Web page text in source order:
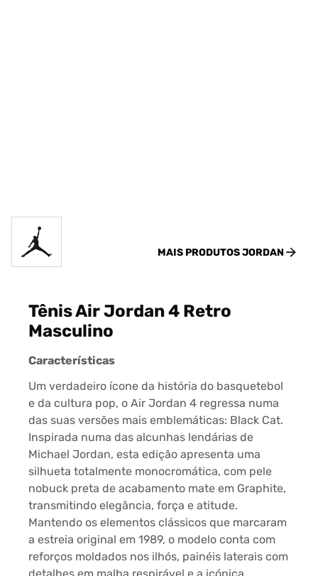
MAIS PRODUTOSJORDAN
Tênis Air Jordan 4 Retro
Masculino
Características
Um verdadeiro ícone da história do basquetebol
e da cultura pop, o Air Jordan 4 regressa numa
das suas versões mais emblemáticas: Black Cat.
Inspirada numa das alcunhas lendárias de
Michael Jordan, esta edição apresenta uma
silhueta totalmente monocromática, com pele
nobuck preta de acabamento mate em Graphite,
transmitindo elegância, força e atitude.
Mantendo os elementos clássicos que marcaram
a estreia original em 1989, o modelo conta com
reforços moldados nos ilhós, painéis laterais com